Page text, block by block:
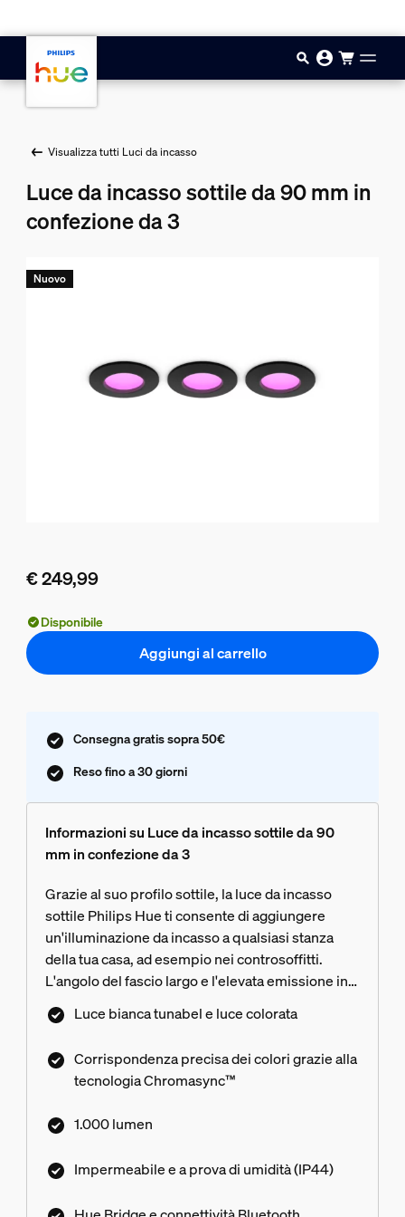
Visualizza tutti Luci da incasso
Luce da incasso sottile da 90 mm in
confezione da 3
€ 249,99
Nuovo
Disponibile
Aggiungi al carrello
Consegna gratis sopra 50€
Reso fino a 30 giorni
Informazioni su Luce da incasso sottile da 90
mm in confezione da 3
Grazie al suo profilo sottile, la luce da incasso
sottile Philips Hue ti consente di aggiungere
un'illuminazione da incasso a qualsiasi stanza
della tua casa, ad esempio nei controsoffitti.
L'angolo del fascio largo e l'elevata emissione in
lumen ti consentono di illuminare spazi ancora
più ampi.
Luce bianca tunabel e luce colorata
Corrispondenza precisa dei colori grazie alla
tecnologia Chromasync™
1.000 lumen
Impermeabile e a prova di umidità (IP44)